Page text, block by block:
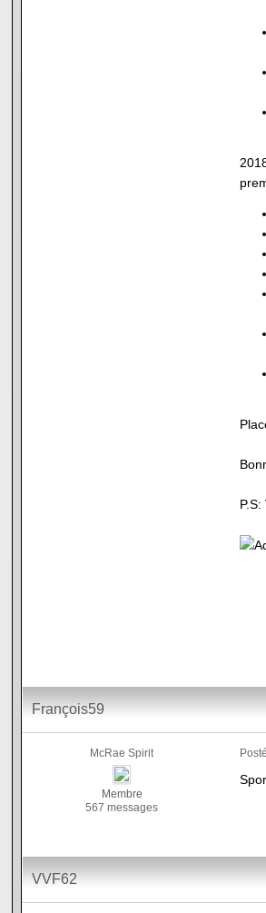
François59
McRae Spirit
Membre
567 messages
VVF62